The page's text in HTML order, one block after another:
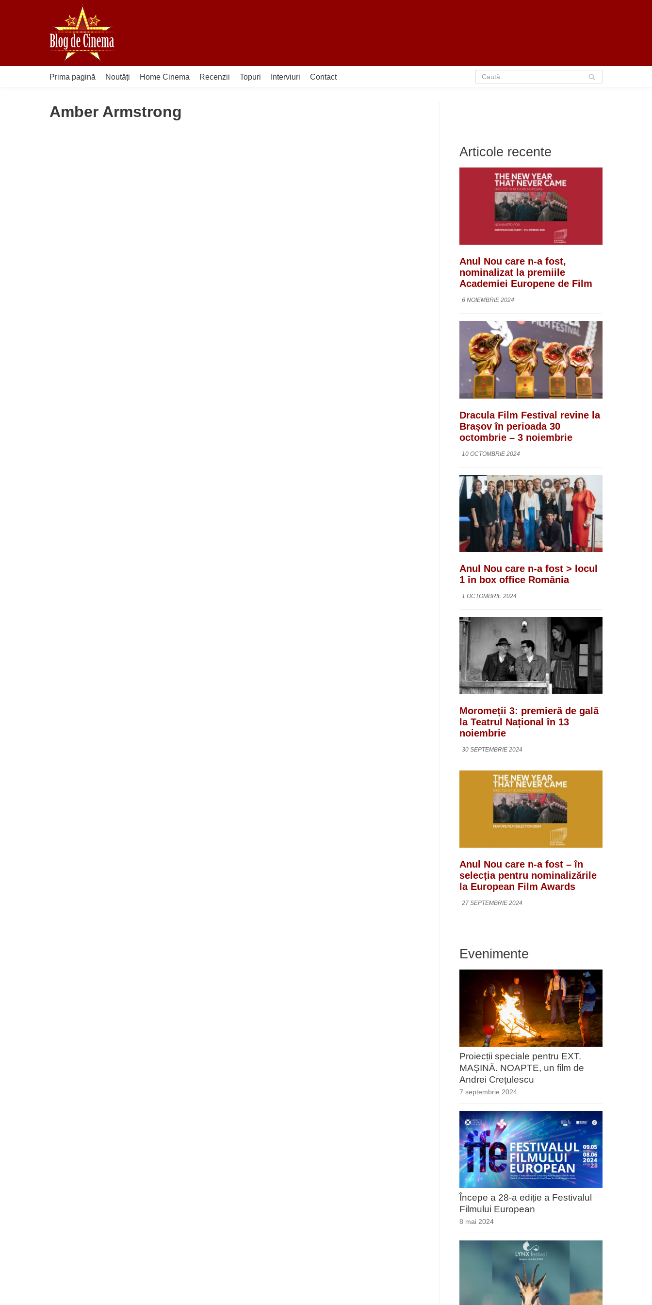
Prima pagină Noutăți Home Cinema Recenzii Topuri Interviuri Contact
Amber Armstrong
Articole recente
Anul Nou care n-a fost,
nominalizat la premiile
Academiei Europene de Film
6 NOIEMBRIE 2024
Dracula Film Festival revine la
Brașov în perioada 30
octombrie – 3 noiembrie
10 OCTOMBRIE 2024
Anul Nou care n-a fost > locul
1 în box office România
1 OCTOMBRIE 2024
Moromeții 3: premieră de gală
la Teatrul Național în 13
noiembrie
30 SEPTEMBRIE 2024
Anul Nou care n-a fost – în
selecția pentru nominalizările
la European Film Awards
27 SEPTEMBRIE 2024
Evenimente
Proiecții speciale pentru EXT.
MAȘINĂ. NOAPTE, un film de
Andrei Crețulescu
7 septembrie 2024
Începe a 28-a ediție a Festivalul
Filmului European
8 mai 2024